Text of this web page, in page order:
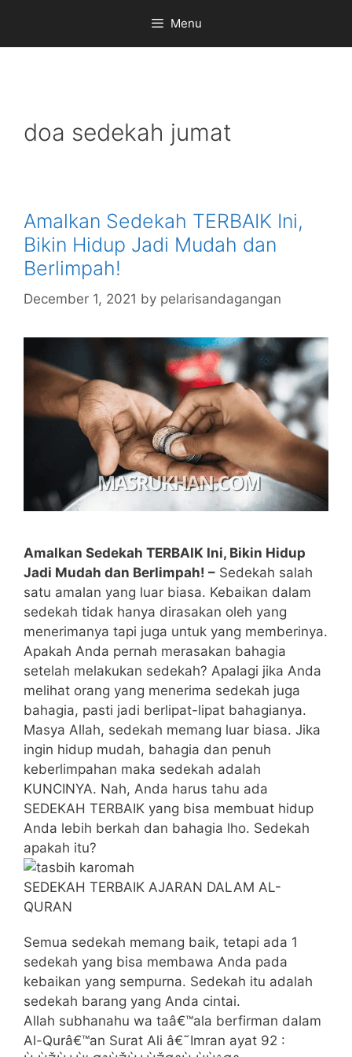
content
Menu
doa sedekah jumat
Amalkan Sedekah TERBAIK Ini,
Bikin Hidup Jadi Mudah dan
Berlimpah!
December 1, 2021 by pelarisandagangan
Amalkan Sedekah TERBAIK Ini, Bikin Hidup
Jadi Mudah dan Berlimpah! – Sedekah salah
satu amalan yang luar biasa. Kebaikan dalam
sedekah tidak hanya dirasakan oleh yang
menerimanya tapi juga untuk yang memberinya.
Apakah Anda pernah merasakan bahagia
setelah melakukan sedekah? Apalagi jika Anda
melihat orang yang menerima sedekah juga
bahagia, pasti jadi berlipat-lipat bahagianya.
Masya Allah, sedekah memang luar biasa. Jika
ingin hidup mudah, bahagia dan penuh
keberlimpahan maka sedekah adalah
KUNCINYA. Nah, Anda harus tahu ada
SEDEKAH TERBAIK yang bisa membuat hidup
Anda lebih berkah dan bahagia lho. Sedekah
apakah itu?
SEDEKAH TERBAIK AJARAN DALAM AL-
QURAN
Semua sedekah memang baik, tetapi ada 1
sedekah yang bisa membawa Anda pada
kebaikan yang sempurna. Sedekah itu adalah
sedekah barang yang Anda cintai.
Allah subhanahu wa taâ€™ala berfirman dalam
Al-Qurâ€™an Surat Ali â€˜Imran ayat 92 :